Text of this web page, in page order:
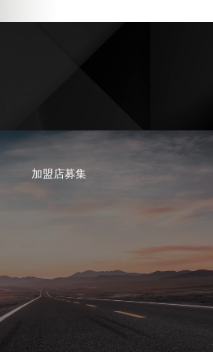
加盟店募集